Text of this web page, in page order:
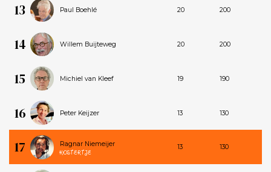
13 Paul Boehlé 20 200
14 Willem Buijteweg 20 200
15 Michiel van Kleef 19 190
16 Peter Keijzer 13 130
17 Ragnar Niemeijer
KOSTERTJE
13 130